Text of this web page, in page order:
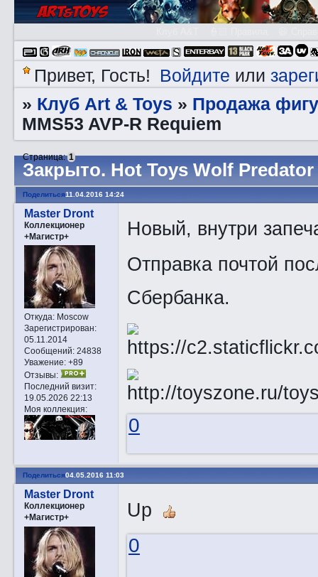
Привет, Гость! Войдите или
» Клуб Art & Toys » Продажа
MMS53 AVP-R Requiem
Закрытo. Hot Toys Wolf Predator
Страница:1
Поделиться11.04.2016 14:24
Master Dront
Коллекционер
+Магистр+
Откуда:Moscow
Зарегистрирован:
05.11.2014
Сообщений:24838
Уважение: +89
Отзывы:
Последний визит:
19.05.2026 22:13
Моя коллекция:
Новый, внутри
Отправка почтой
Сбербанка.
0
Поделиться04.05.2016 11:03
Master Dront
Коллекционер
+Магистр+
Up
0